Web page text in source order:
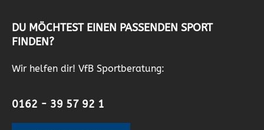
DU MÖCHTEST EINEN PASSENDEN SPORT
FINDEN?
Wir helfen dir! VfB Sportberatung:
0162 - 39 57 92 1